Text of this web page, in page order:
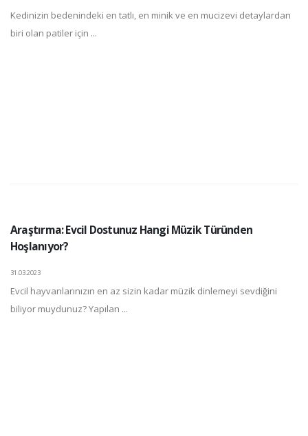
Kedinizin bedenindeki en tatlı, en minik ve en mucizevi detaylardan
biri olan patiler için ...
Araştırma: Evcil Dostunuz Hangi Müzik Türünden
Hoşlanıyor?
31.03.2023
Evcil hayvanlarınızın en az sizin kadar müzik dinlemeyi sevdiğini
biliyor muydunuz? Yapılan ...